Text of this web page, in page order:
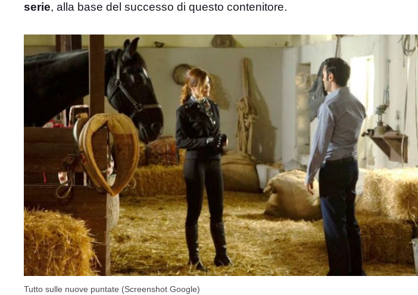
serie, alla base del successo di questo contenitore.
Tutto sulle nuove puntate (Screenshot Google)